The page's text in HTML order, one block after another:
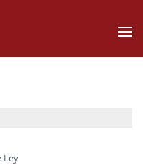
Ley